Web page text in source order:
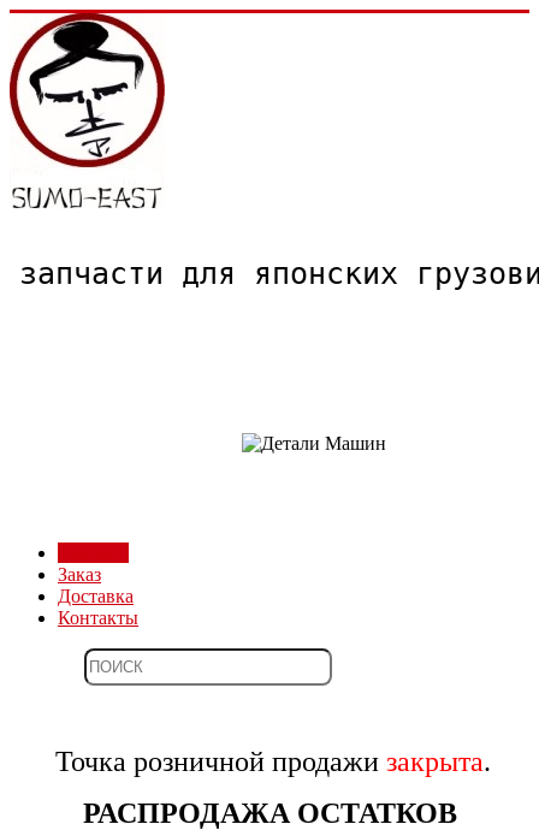
запчасти для японских
Заказ
Доставка
Контакты
Точка розничной продажи закрыта.
РАСПРОДАЖА ОСТАТКОВ